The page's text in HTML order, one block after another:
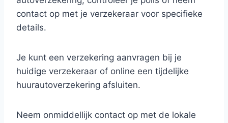
contact op met je verzekeraar voor specifieke
details.
Je kunt een verzekering aanvragen bij je
huidige verzekeraar of online een tijdelijke
huurautoverzekering afsluiten.
Neem onmiddellijk contact op met de lokale